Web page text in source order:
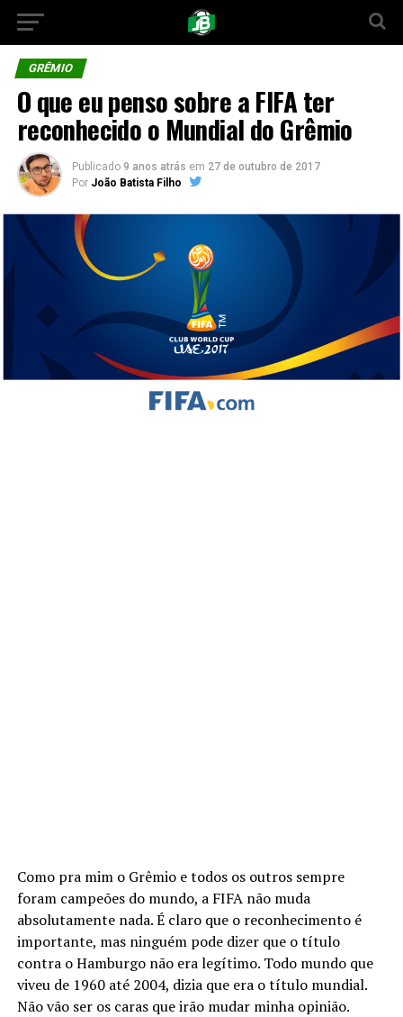
GRÊMIO
O que eu penso sobre a FIFA ter
reconhecido o Mundial do Grêmio
Publicado 9 anos atrás em 27 de outubro de 2017
Por João Batista Filho
Como pra mim o Grêmio e todos os outros sempre
foram campeões do mundo, a FIFA não muda
absolutamente nada. É claro que o reconhecimento é
importante, mas ninguém pode dizer que o título
contra o Hamburgo não era legítimo. Todo mundo que
viveu de 1960 até 2004, dizia que era o título mundial.
Não vão ser os caras que irão mudar minha opinião.